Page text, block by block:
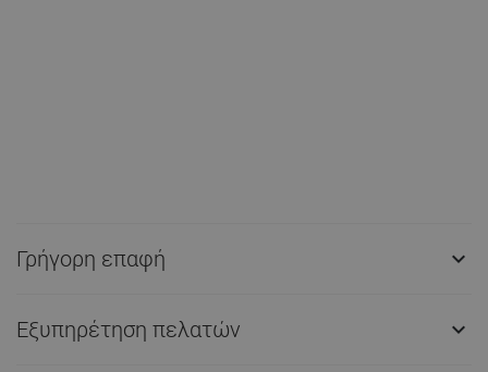
Γρήγορη επαφή 
Εξυπηρέτηση πελατών 